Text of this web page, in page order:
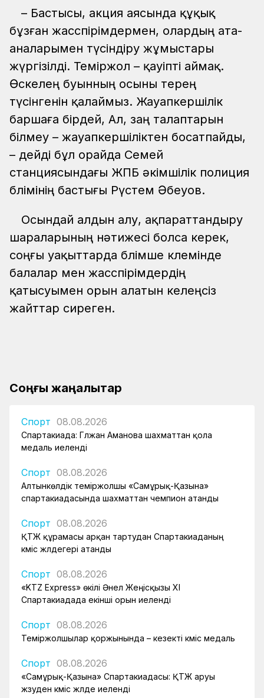
– Бастысы, акция аясында құқық
бұзған жасөспірімдермен, олардың ата-
аналарымен түсіндіру жұмыстары
жүргізілді. Теміржол – қауіпті аймақ.
Өскелең буынның осыны терең
түсінгенін қалаймыз. Жауапкершілік
баршаға бірдей, Ал, заң талаптарын
білмеу – жауапкершіліктен босатпайды,
– дейді бұл орайда Семей
станциясындағы ЖПБ әкімшілік полиция
бөлімінің бастығы Рүстем Әбеуов.
Осындай алдын алу, ақпараттандыру
шараларының нәтижесі болса керек,
соңғы уақыттарда бөлімше көлемінде
балалар мен жасөспірімдердің
қатысуымен орын алатын келеңсіз
жайттар сиреген.
Соңғы жаңалықтар
Спорт 08.08.2026
Спартакиада: Гүлжан Аманова шахматтан қола
медаль иеленді
Спорт 08.08.2026
Алтынкөлдік теміржолшы «Самұрық-Қазына»
спартакиадасында шахматтан чемпион атанды
Спорт 08.08.2026
ҚТЖ құрамасы арқан тартудан Спартакиаданың
күміс жүлдегері атанды
Спорт 08.08.2026
«KTZ Express» өкілі Әнел Жеңісқызы XI
Спартакиадада екінші орын иеленді
Спорт 08.08.2026
Теміржолшылар қоржынында – кезекті күміс медаль
Спорт 08.08.2026
«Самұрық-Қазына» Спартакиадасы: ҚТЖ аруы
жүзуден күміс жүлде иеленді